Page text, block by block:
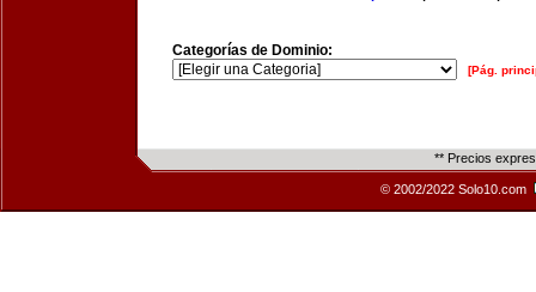
Categorías de Dominio:
[Pág.
** Precios
© 2002/2022 Solo10.com